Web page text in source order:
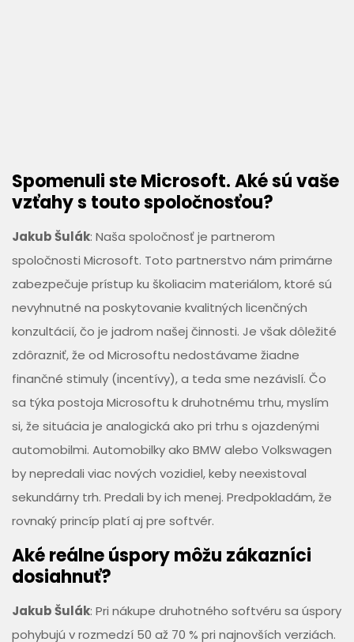
Spomenuli ste Microsoft. Aké sú vaše
vzťahy s touto spoločnosťou?
Jakub Šulák: Naša spoločnosť je partnerom
spoločnosti Microsoft. Toto partnerstvo nám primárne
zabezpečuje prístup ku školiacim materiálom, ktoré sú
nevyhnutné na poskytovanie kvalitných licenčných
konzultácií, čo je jadrom našej činnosti. Je však dôležité
zdôrazniť, že od Microsoftu nedostávame žiadne
finančné stimuly (incentívy), a teda sme nezávislí. Čo
sa týka postoja Microsoftu k druhotnému trhu, myslím
si, že situácia je analogická ako pri trhu s ojazdenými
automobilmi. Automobilky ako BMW alebo Volkswagen
by nepredali viac nových vozidiel, keby neexistoval
sekundárny trh. Predali by ich menej. Predpokladám, že
rovnaký princíp platí aj pre softvér.
Aké reálne úspory môžu zákazníci
dosiahnuť?
Jakub Šulák: Pri nákupe druhotného softvéru sa úspory
pohybujú v rozmedzí 50 až 70 % pri najnovších verziách.